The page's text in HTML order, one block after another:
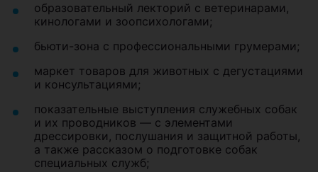
образовательный лекторий с ветеринарами,
кинологами и зоопсихологами;
бьюти-зона с профессиональными грумерами;
маркет товаров для животных с дегустациями
и консультациями;
показательные выступления служебных собак
и их проводников — с элементами
дрессировки, послушания и защитной работы,
а также рассказом о подготовке собак
специальных служб;